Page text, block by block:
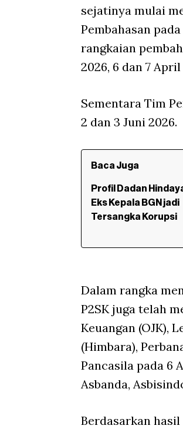
sejatinya mulai
Pembahasan
rangkaian
2026, 6 dan 7
Sementara Tim
2 dan 3 Juni 2026.
Baca Juga
Profil Dadan
Eks Kepala BGN jadi
Tersangka Korupsi
Dalam rangka
P2SK juga telah
Keuangan (OJK),
(Himbara),
Pancasila pada 6
Asbanda,
Berdasarkan